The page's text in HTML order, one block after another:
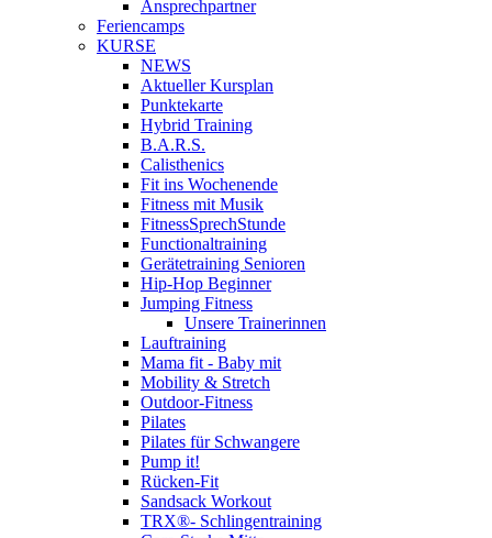
Ansprechpartner
Feriencamps
KURSE
NEWS
Aktueller Kursplan
Punktekarte
Hybrid Training
B.A.R.S.
Calisthenics
Fit ins Wochenende
Fitness mit Musik
FitnessSprechStunde
Functionaltraining
Gerätetraining Senioren
Hip-Hop Beginner
Jumping Fitness
Unsere Trainerinnen
Lauftraining
Mama fit - Baby mit
Mobility & Stretch
Outdoor-Fitness
Pilates
Pilates für Schwangere
Pump it!
Rücken-Fit
Sandsack Workout
TRX®- Schlingentraining